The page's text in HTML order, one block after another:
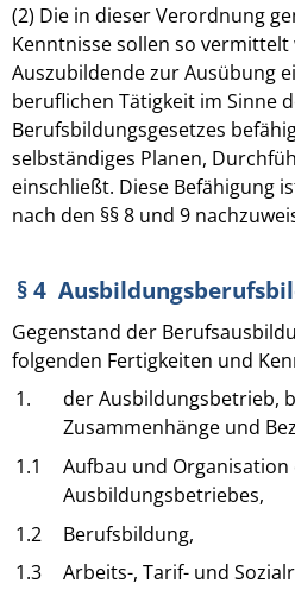
(2) Die in dieser Verordnung
Kenntnisse sollen so
Auszubildende zur Ausübung
beruflichen Tätigkeit im Sinne
Berufsbildungsgesetzes
selbständiges Planen,
einschließt. Diese Befähigung
nach den §§ 8 und 9
§ 4
Gegenstand der
folgenden Fertigkeiten und
1.
der Ausbildungsbetrieb,
Zusammenhänge und
1.1
Aufbau und Organisation
Ausbildungsbetriebes,
1.2
Berufsbildung,
1.3
Arbeits-, Tarif- und